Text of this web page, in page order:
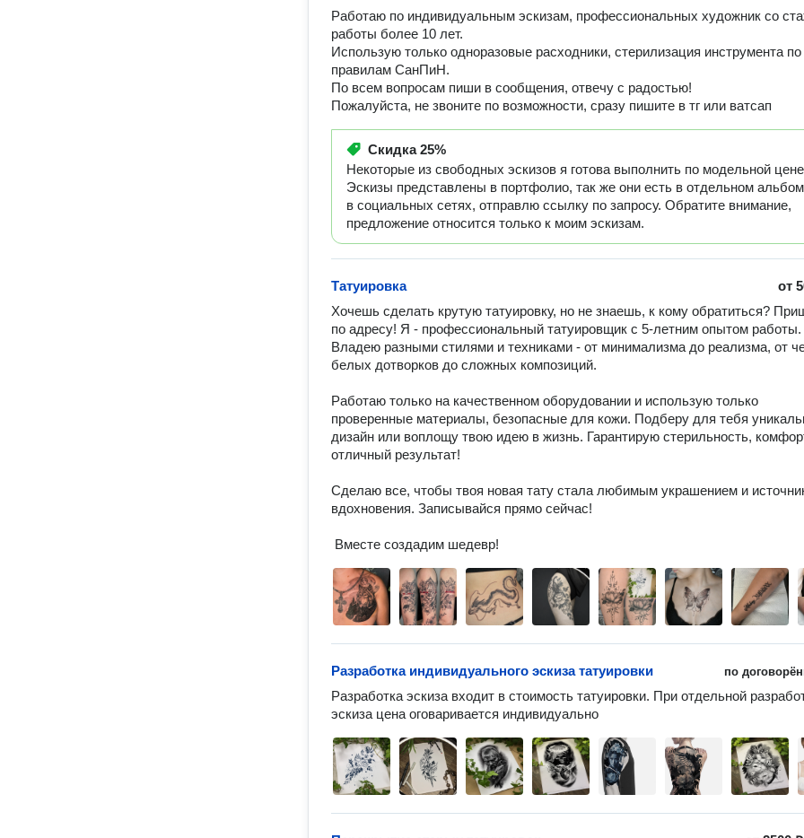
Работаю по индивидуальным эскизам, профессиональных художник со
работы более 10 лет.
Использую только одноразовые расходники, стерилизация инструмента
правилам СанПиН.
По всем вопросам пиши в сообщения, отвечу с радостью!
Пожалуйста, не звоните по возможности, сразу пишите в тг или ватсап
Скидка25%
Некоторые из свободных эскизов я готова выполнить по модельной
Эскизы представлены в портфолио, так же они есть в отдельном
в социальных сетях, отправлю ссылку по запросу. Обратите внимание,
предложение относится только к моим эскизам.
от
Татуировка
Хочешь сделать крутую татуировку, но не знаешь, к кому обратиться?
по адресу! Я - профессиональный татуировщик с 5-летним опытом работы.
Владею разными стилями и техниками - от минимализма до реализма, от
белых дотворков до сложных композиций.
Работаю только на качественном оборудовании и использую только
проверенные материалы, безопасные для кожи. Подберу для тебя
дизайн или воплощу твою идею в жизнь. Гарантирую стерильность,
отличный результат!
Сделаю все, чтобы твоя новая тату стала любимым украшением и
вдохновения. Записывайся прямо сейчас!
Вместе создадим шедевр!
по
Разработка индивидуального эскиза татуировки
Разработка эскиза входит в стоимость татуировки. При отдельной
эскиза цена оговаривается индивидуально